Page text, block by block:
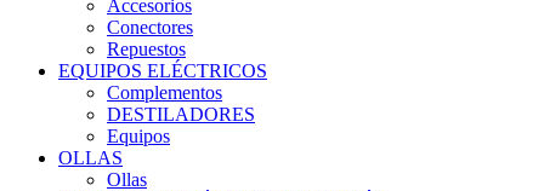
Accesorios
Conectores
Repuestos
EQUIPOS ELÉCTRICOS
Complementos
DESTILADORES
Equipos
OLLAS
Ollas